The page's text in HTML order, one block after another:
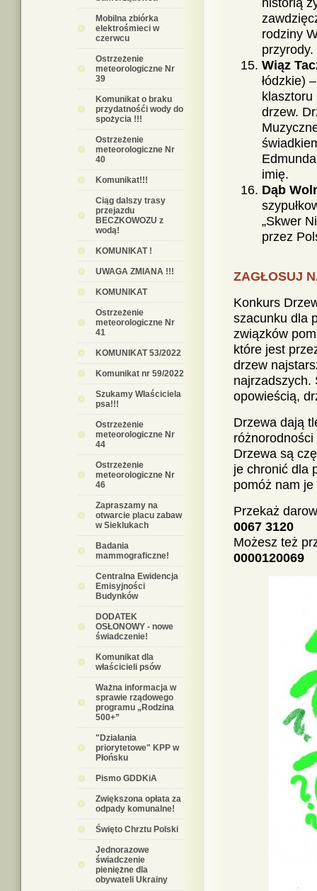
Mobilna zbiórka
elektrośmieci w
czerwcu
Ostrzeżenie
meteorologiczne Nr
39
Komunikat o braku
przydatnośći wody do
spożycia !!!
Ostrzeżenie
meteorologiczne Nr
40
Komunikat!!!
Ciąg dalszy trasy
przejazdu
BECZKOWOZU z
wodą!
KOMUNIKAT !
UWAGA ZMIANA !!!
KOMUNIKAT
Ostrzeżenie
meteorologiczne Nr
41
KOMUNIKAT 53/2022
Komunikat nr 59/2022
Szukamy Właściciela
psa!!!
Ostrzeżenie
meteorologiczne Nr
44
Ostrzeżenie
meteorologiczne Nr
46
Zapraszamy na
otwarcie placu zabaw
w Sieklukach
Badania
mammograficzne!
Centralna Ewidencja
Emisyjności
Budynków
DODATEK
OSŁONOWY - nowe
świadczenie!
Komunikat dla
właścicieli psów
Ważna informacja w
sprawie rządowego
programu „Rodzina
500+”
"Działania
priorytetowe" KPP w
Płońsku
Pismo GDDKiA
Zwiększona opłata za
odpady komunalne!
Święto Chrztu Polski
Jednorazowe
świadczenie
pieniężne dla
obywateli Ukrainy
historią
rodziny
przyrody.
Wiąz
łódzkie)
drzew.
imię.
Dąb
„Skwer
przez
ZAGŁOSUJ
Konkurs
szacunku dla
związków
które jest
drzew
najrzadszych.
opowieścią,
Drzewa dają
Drzewa są
je chronić dla
pomóż nam
Przekaż
0067 3120
Możesz też
0000120069